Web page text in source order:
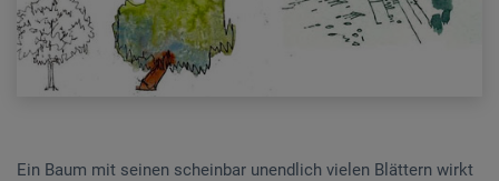
Ein Baum mit seinen scheinbar unendlich vielen Blättern wirkt